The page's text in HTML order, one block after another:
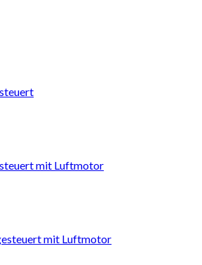
mit Luftmotor
mit Luftmotor